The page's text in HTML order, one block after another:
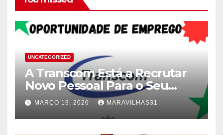
UNCATEGORIZED
A Transcom Está a Recrutar
Novo Pessoal Para o Seu
Quadro!
MARÇO 19, 2026 MARAVILHAS31